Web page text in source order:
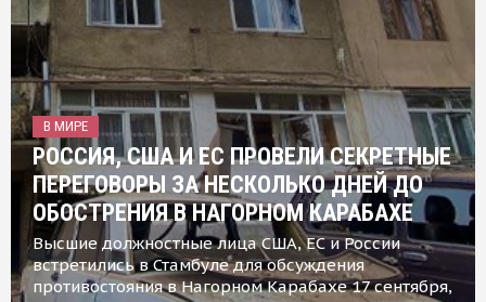
В МИРЕ
РОССИЯ, США И ЕС ПРОВЕЛИ СЕКРЕТНЫЕ
ПЕРЕГОВОРЫ ЗА НЕСКОЛЬКО ДНЕЙ ДО
ОБОСТРЕНИЯ В НАГОРНОМ КАРАБАХЕ
Высшие должностные лица США, ЕС и России
встретились в Стамбуле для обсуждения
противостояния в Нагорном Карабахе 17 сентября,